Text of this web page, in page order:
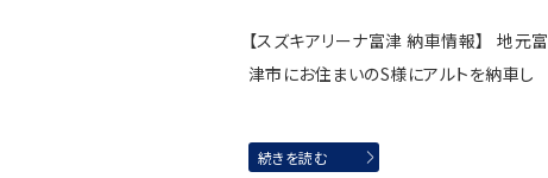
【スズキアリーナ富津 納車情報】 地元富
津市にお住まいのS様にアルトを納車し
続きを読む